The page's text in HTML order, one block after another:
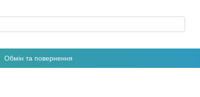
Обмін та повернення